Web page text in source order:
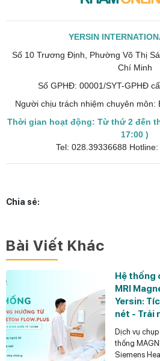
YERSIN
Số 10 Trương Định, Phường Võ Thị
Chí Minh
Số GPHĐ: 00001/SYT-GPHĐ
Người chịu trách nhiệm chuyên môn:
Thời gian hoạt động: Từ thứ 2 đến
17:00 )
Tel: 028.39336688
Chia sẻ:
Bài Viết Khác
Hệ thống
MRI
Yersin:
nét - Trải
Dịch vụ
thống
Siemens